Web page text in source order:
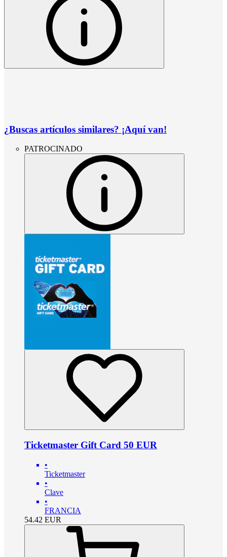
¿Buscas artículos similares? ¡Aquí van!
PATROCINADO
Ticketmaster Gift Card 50 EUR
•
Ticketmaster
•
Clave
•
FRANCIA
54.42 EUR